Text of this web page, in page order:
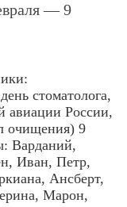
— 9
стоматолога,
авиации России,
очищения) 9
Варданий,
Иван, Петр,
Ансберт,
Марон,